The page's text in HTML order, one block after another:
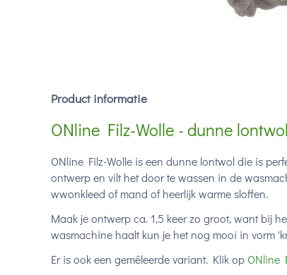
Product informatie
ONline Filz-Wolle - dunne lontwol
ONline Filz-Wolle is een dunne lontwol die is
ontwerp en vilt het door te wassen in de
wwonkleed of mand of heerlijk warme sloffen.
Maak je ontwerp ca. 1,5 keer zo groot, want bij
wasmachine haalt kun je het nog mooi in vorm
Er is ook een gemêleerde variant. Klik op ONline